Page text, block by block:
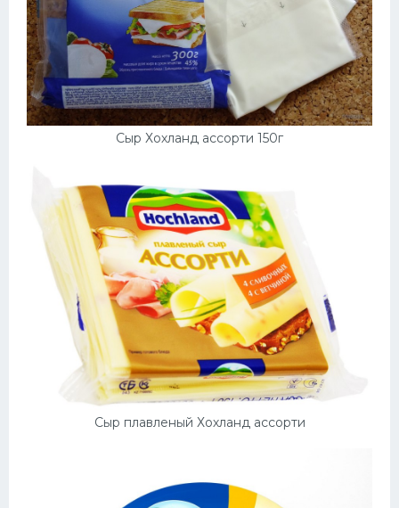
Сыр Хохланд ассорти 150г
Сыр плавленый Хохланд ассорти